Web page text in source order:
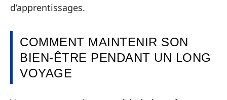
d’apprentissages.
COMMENT MAINTENIR SON
BIEN-ÊTRE PENDANT UN LONG
VOYAGE